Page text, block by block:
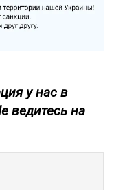
у нас в
ведитесь на